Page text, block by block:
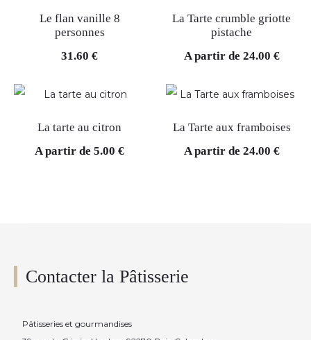
Le flan vanille 8
personnes
31.60 €
La Tarte crumble griotte
pistache
A partir de 24.00 €
La tarte au citron
A partir de 5.00 €
La Tarte aux framboises
A partir de 24.00 €
Contacter la Pâtisserie
Pâtisseries et gourmandises